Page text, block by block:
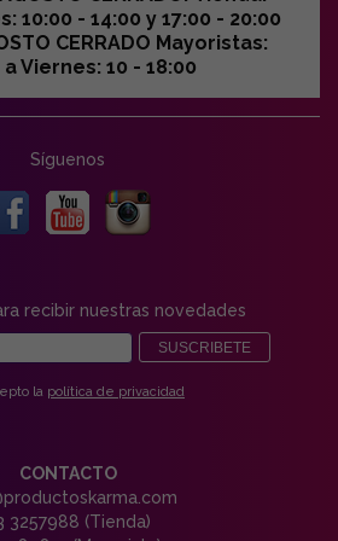
10:00 - 14:00 y 17:00 - 20:00
CERRADO Mayoristas:
Viernes: 10 - 18:00
Síguenos
recibir nuestras novedades
SUSCRIBETE
la política de privacidad
CONTACTO
3257988 (Tienda)